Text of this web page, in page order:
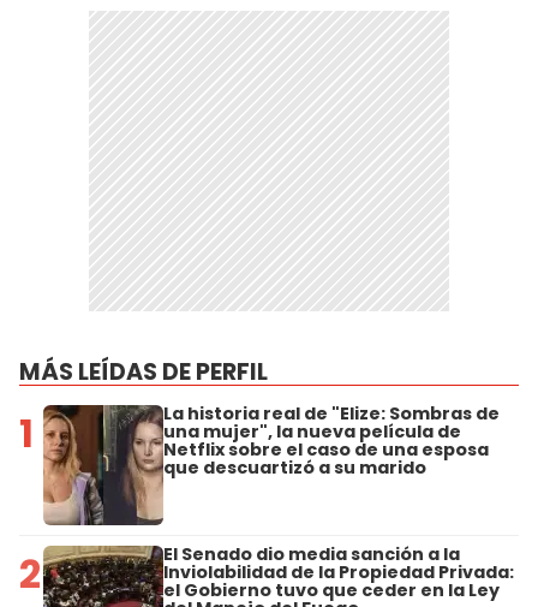
MÁS LEÍDAS DE PERFIL
1 La historia real de "Elize: Sombras de
una mujer", la nueva película de
Netflix sobre el caso de una esposa
que descuartizó a su marido
2 El Senado dio media sanción a la
Inviolabilidad de la Propiedad Privada:
el Gobierno tuvo que ceder en la Ley